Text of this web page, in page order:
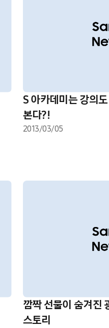
S 아카데미는 강의
본다?!
2013/03/05
깜짝 선물이 숨겨진
스토리